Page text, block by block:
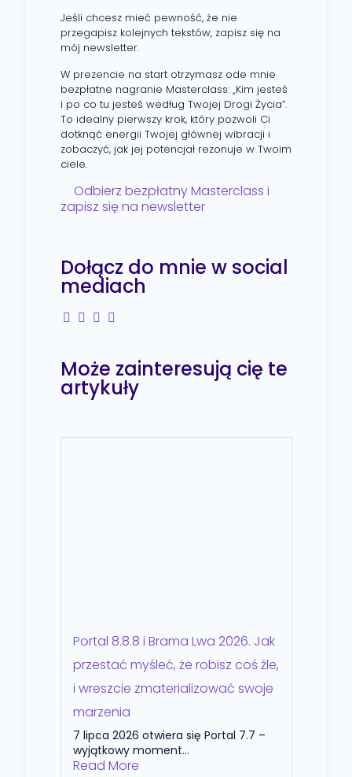
Jeśli chcesz mieć pewność, że nie
przegapisz kolejnych tekstów, zapisz się na
mój newsletter.
W prezencie na start otrzymasz ode mnie
bezpłatne nagranie Masterclass: „Kim jesteś
i po co tu jesteś według Twojej Drogi Życia”.
To idealny pierwszy krok, który pozwoli Ci
dotknąć energii Twojej głównej wibracji i
zobaczyć, jak jej potencjał rezonuje w Twoim
ciele.
Odbierz bezpłatny Masterclass i
zapisz się na newsletter
Dołącz do mnie w social
mediach
Może zainteresują cię te
artykuły
Portal 8.8.8 i Brama Lwa 2026. Jak
przestać myśleć, że robisz coś źle,
i wreszcie zmaterializować swoje
marzenia
7 lipca 2026 otwiera się Portal 7.7 –
wyjątkowy moment...
Read More